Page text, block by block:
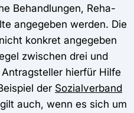
Behandlungen, Reha-
angegeben werden. Die
konkret angegeben
zwischen drei und
hierfür Hilfe
der Sozialverband
auch, wenn es sich um